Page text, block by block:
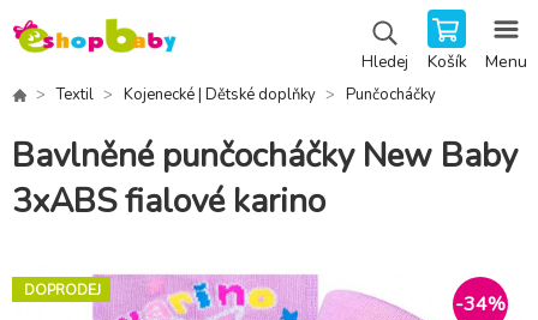
Hledej Košík Menu
Textil Kojenecké | Dětské doplňky Punčocháčky
Bavlněné punčocháčky New Baby
3xABS fialové karino
DOPRODEJ
-34%